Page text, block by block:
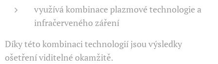
využívá kombinace plazmové technologie a
infračerveného záření
Díky této kombinaci technologií jsou výsledky
ošetření viditelné okamžitě.